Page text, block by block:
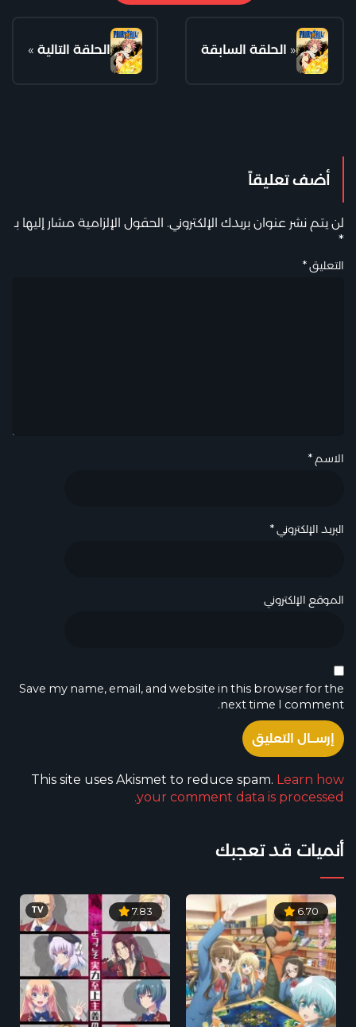
الحلقة التالية » « الحلقة السابقة
أضف تعليقاً
لن يتم نشر عنوان بريدك الإلكتروني. الحقول الإلزامية مشار إليها بـ
*
التعليق*
الاسم *
البريد الإلكتروني*
الموقع الإلكتروني
Save my name, email, and website in this browser for the
next time I comment.
This site uses Akismet to reduce spam. Learn how
your comment data is processed.
أنميات قد تعجبك
6.70
7.83
TV